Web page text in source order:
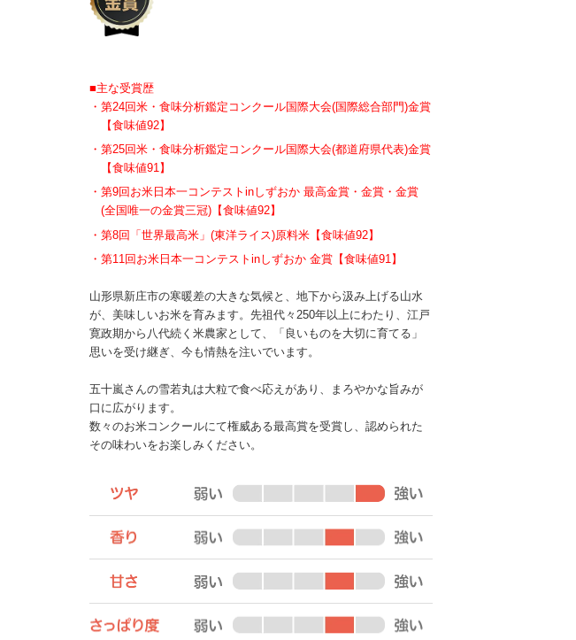
■主な受賞歴
第24回米・食味分析鑑定コンクール国際大会(国際総合部門)金賞
【食味値92】
第25回米・食味分析鑑定コンクール国際大会(都道府県代表)金賞
【食味値91】
第9回お米日本一コンテストinしずおか 最高金賞・金賞・金賞
(全国唯一の金賞三冠)【食味値92】
第8回「世界最高米」(東洋ライス)原料米【食味値92】
第11回お米日本一コンテストinしずおか 金賞【食味値91】
山形県新庄市の寒暖差の大きな気候と、地下から汲み上げる山水
が、美味しいお米を育みます。先祖代々250年以上にわたり、江戸
寛政期から八代続く米農家として、「良いものを大切に育てる」
思いを受け継ぎ、今も情熱を注いでいます。
五十嵐さんの雪若丸は大粒で食べ応えがあり、まろやかな旨みが
口に広がります。
数々のお米コンクールにて権威ある最高賞を受賞し、認められた
その味わいをお楽しみください。